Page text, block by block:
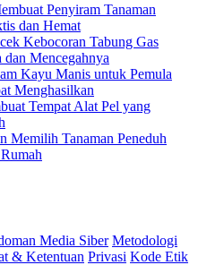
Penyiram Tanaman
dan Hemat
Kebocoran Tabung Gas
Mencegahnya
Kayu Manis untuk Pemula
Menghasilkan
Tempat Alat Pel yang
Memilih Tanaman Peneduh
Media Siber Metodologi
& Ketentuan Privasi Kode Etik